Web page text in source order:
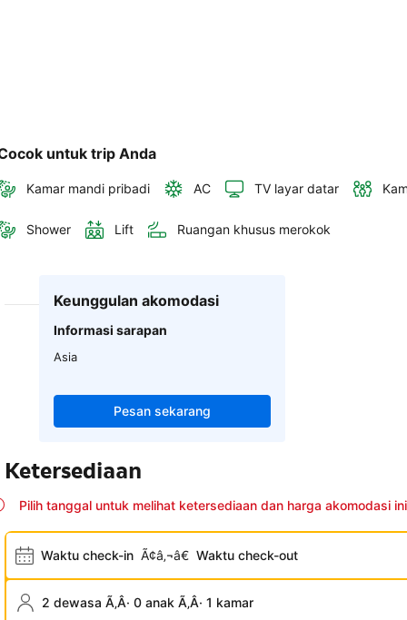
untuk trip Anda
Kamar mandi pribadi AC TV layar datar
Shower Lift Ruangan khusus merokok
Keunggulan akomodasi
Informasi sarapan
Asia
Pesan sekarang
Ketersediaan
Pilih tanggal untuk melihat ketersediaan dan harga akomodasi ini
Waktu check-in Ã¢â‚¬â€ Waktu check-out
2 dewasa Ã‚Â· 0 anak Ã‚Â· 1 kamar